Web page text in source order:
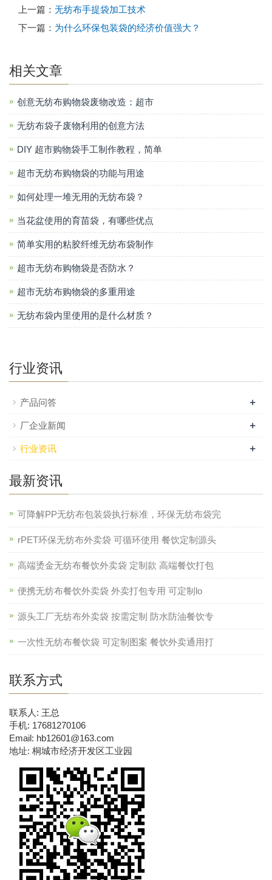
上一篇： 无纺布手提袋加工技术
下一篇： 为什么环保包装袋的经济价值强大？
相关文章
创意无纺布购物袋废物改造：超市
无纺布袋子废物利用的创意方法
DIY 超市购物袋手工制作教程，简单
超市无纺布购物袋的功能与用途
如何处理一堆无用的无纺布袋？
当花盆使用的育苗袋，有哪些优点
简单实用的粘胶纤维无纺布袋制作
超市无纺布购物袋是否防水？
超市无纺布购物袋的多重用途
无纺布袋内里使用的是什么材质？
行业资讯
产品问答 +
厂企业新闻 +
行业资讯 +
最新资讯
可降解PP无纺布包装袋执行标准，环保无纺布袋完
rPET环保无纺布外卖袋 可循环使用 餐饮定制源头
高端烫金无纺布餐饮外卖袋 定制款 高端餐饮打包
便携无纺布餐饮外卖袋 外卖打包专用 可定制lo
源头工厂无纺布外卖袋 按需定制 防水防油餐饮专
一次性无纺布餐饮袋 可定制图案 餐饮外卖通用打
联系方式
联系人: 王总
手机: 17681270106
Email: hb12601@163.com
地址: 桐城市经济开发区工业园